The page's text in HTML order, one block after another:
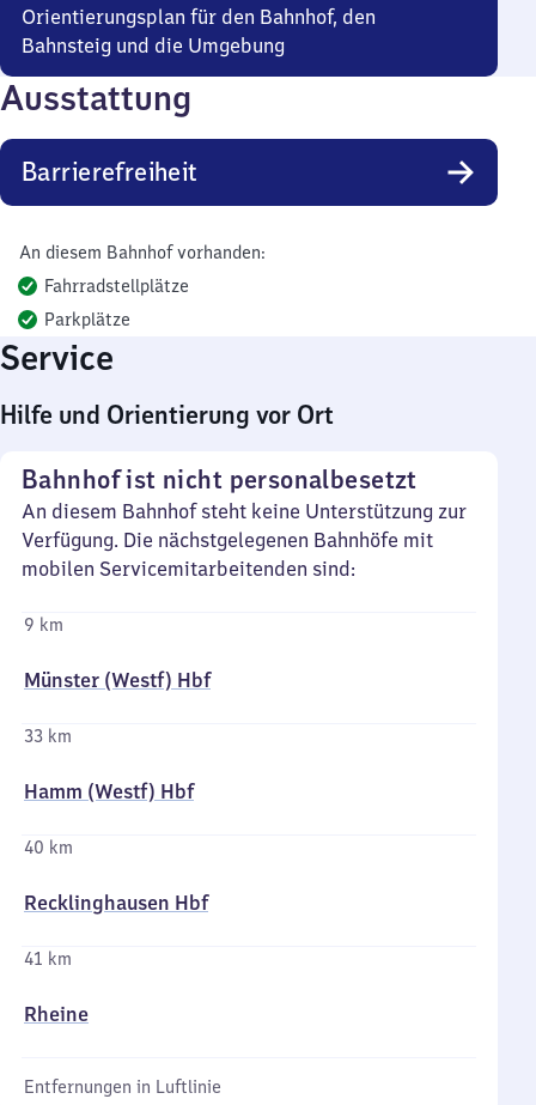
Orientierungsplan für den Bahnhof, den
Bahnsteig und die Umgebung
Ausstattung
Barrierefreiheit
An diesem Bahnhof vorhanden:
Fahrradstellplätze
Parkplätze
Service
Hilfe und Orientierung vor Ort
Bahnhof ist nicht personalbesetzt
An diesem Bahnhof steht keine Unterstützung zur
Verfügung. Die nächstgelegenen Bahnhöfe mit
mobilen Servicemitarbeitenden sind:
9 km
Münster (Westf) Hbf
33 km
Hamm (Westf) Hbf
40 km
Recklinghausen Hbf
41 km
Rheine
Entfernungen in Luftlinie